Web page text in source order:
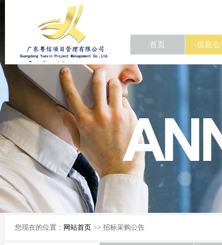
东粤信项目
管理有限公
司/
首页 信息公
您现在的位置： 网站首页 >> 招标采购公告